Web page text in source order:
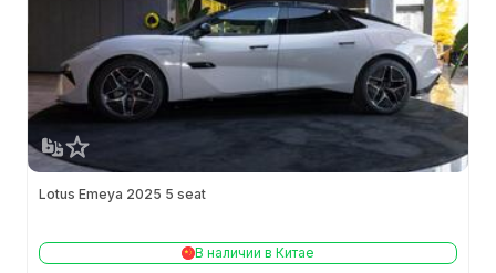
Lotus Emeya 2025 5 seat
В наличии в Китае